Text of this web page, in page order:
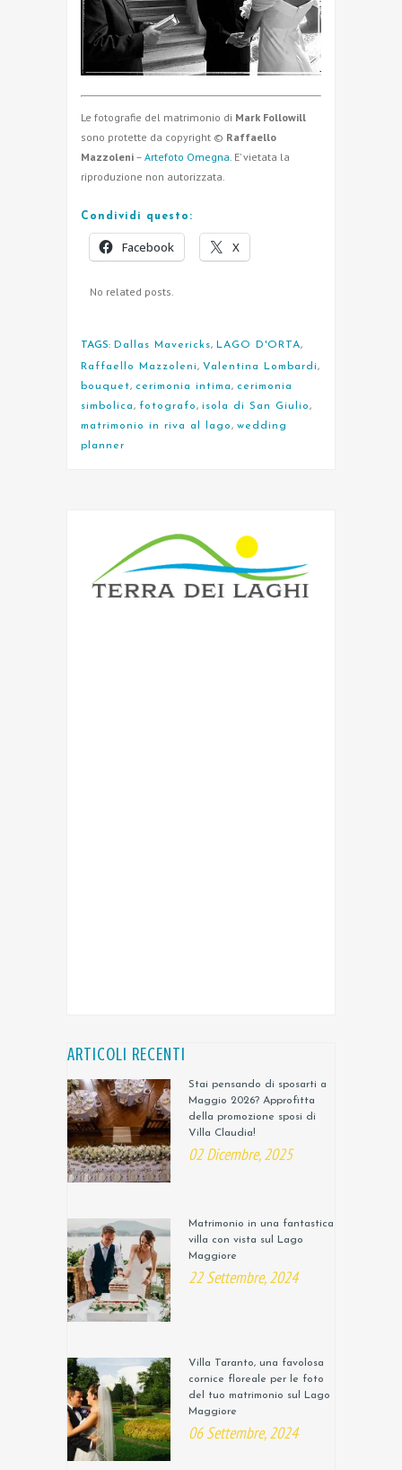
Le fotografie del matrimonio di Mark Followill
sono protette da copyright © Raffaello
Mazzoleni – Artefoto Omegna. E’ vietata la
riproduzione non autorizzata.
Condividi questo:
Facebook X
No related posts.
TAGS: Dallas Mavericks, LAGO D'ORTA,
Raffaello Mazzoleni, Valentina Lombardi,
bouquet, cerimonia intima, cerimonia
simbolica, fotografo, isola di San Giulio,
matrimonio in riva al lago, wedding
planner
ARTICOLI RECENTI
Stai pensando di sposarti a
Maggio 2026? Approfitta
della promozione sposi di
Villa Claudia!
02 Dicembre, 2025
Matrimonio in una fantastica
villa con vista sul Lago
Maggiore
22 Settembre, 2024
Villa Taranto, una favolosa
cornice floreale per le foto
del tuo matrimonio sul Lago
Maggiore
06 Settembre, 2024